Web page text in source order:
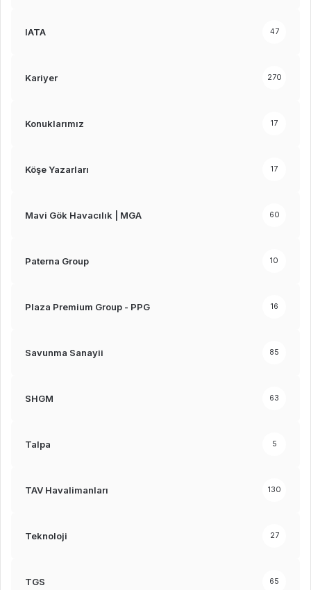
IATA 47
Kariyer 270
Konuklarımız 17
Köşe Yazarları 17
Mavi Gök Havacılık | MGA 60
Paterna Group 10
Plaza Premium Group - PPG 16
Savunma Sanayii 85
SHGM 63
Talpa 5
TAV Havalimanları 130
Teknoloji 27
TGS 65